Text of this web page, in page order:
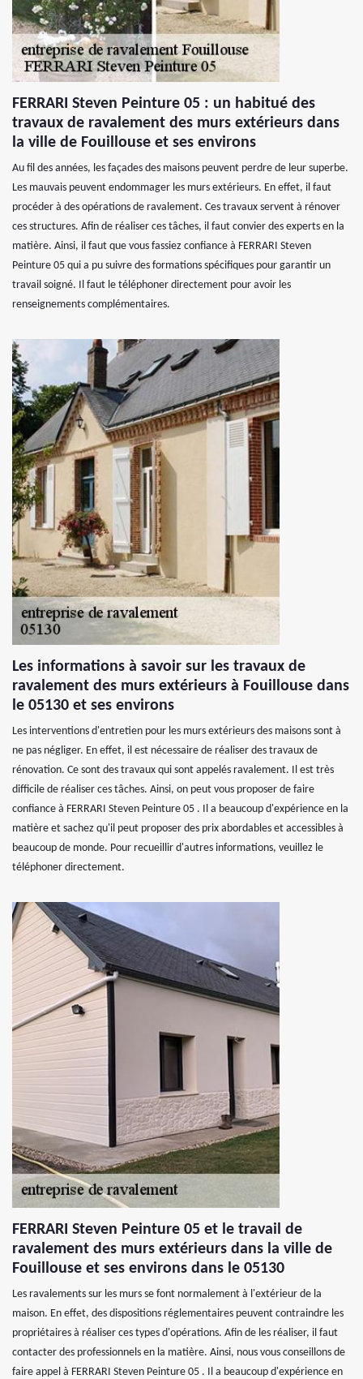
FERRARI Steven Peinture 05 : un habitué des
travaux de ravalement des murs extérieurs dans
la ville de Fouillouse et ses environs
Au fil des années, les façades des maisons peuvent perdre de leur superbe.
Les mauvais peuvent endommager les murs extérieurs. En effet, il faut
procéder à des opérations de ravalement. Ces travaux servent à rénover
ces structures. Afin de réaliser ces tâches, il faut convier des experts en la
matière. Ainsi, il faut que vous fassiez confiance à FERRARI Steven
Peinture 05 qui a pu suivre des formations spécifiques pour garantir un
travail soigné. Il faut le téléphoner directement pour avoir les
renseignements complémentaires.
Les informations à savoir sur les travaux de
ravalement des murs extérieurs à Fouillouse dans
le 05130 et ses environs
Les interventions d'entretien pour les murs extérieurs des maisons sont à
ne pas négliger. En effet, il est nécessaire de réaliser des travaux de
rénovation. Ce sont des travaux qui sont appelés ravalement. Il est très
difficile de réaliser ces tâches. Ainsi, on peut vous proposer de faire
confiance à FERRARI Steven Peinture 05 . Il a beaucoup d'expérience en la
matière et sachez qu'il peut proposer des prix abordables et accessibles à
beaucoup de monde. Pour recueillir d'autres informations, veuillez le
téléphoner directement.
FERRARI Steven Peinture 05 et le travail de
ravalement des murs extérieurs dans la ville de
Fouillouse et ses environs dans le 05130
Les ravalements sur les murs se font normalement à l'extérieur de la
maison. En effet, des dispositions réglementaires peuvent contraindre les
propriétaires à réaliser ces types d'opérations. Afin de les réaliser, il faut
contacter des professionnels en la matière. Ainsi, nous vous conseillons de
faire appel à FERRARI Steven Peinture 05 . Il a beaucoup d'expérience en